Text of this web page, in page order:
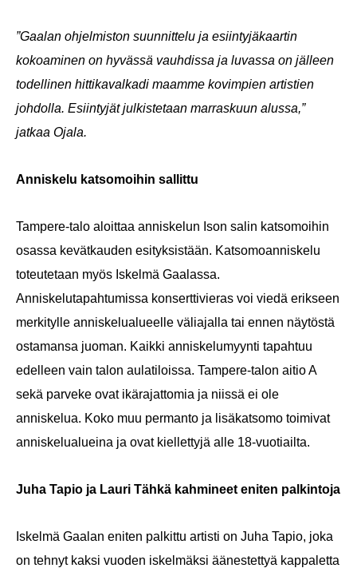
”Gaalan ohjelmiston suunnittelu ja esiintyjäkaartin
kokoaminen on hyvässä vauhdissa ja luvassa on jälleen
todellinen hittikavalkadi maamme kovimpien artistien
johdolla. Esiintyjät julkistetaan marraskuun alussa,”
jatkaa Ojala.
Anniskelu katsomoihin sallittu
Tampere-talo aloittaa anniskelun Ison salin katsomoihin
osassa kevätkauden esityksistään. Katsomoanniskelu
toteutetaan myös Iskelmä Gaalassa.
Anniskelutapahtumissa konserttivieras voi viedä erikseen
merkitylle anniskelualueelle väliajalla tai ennen näytöstä
ostamansa juoman. Kaikki anniskelumyynti tapahtuu
edelleen vain talon aulatiloissa. Tampere-talon aitio A
sekä parveke ovat ikärajattomia ja niissä ei ole
anniskelua. Koko muu permanto ja lisäkatsomo toimivat
anniskelualueina ja ovat kiellettyjä alle 18-vuotiailta.
Juha Tapio ja Lauri Tähkä kahmineet eniten palkintoja
Iskelmä Gaalan eniten palkittu artisti on Juha Tapio, joka
on tehnyt kaksi vuoden iskelmäksi äänestettyä kappaletta